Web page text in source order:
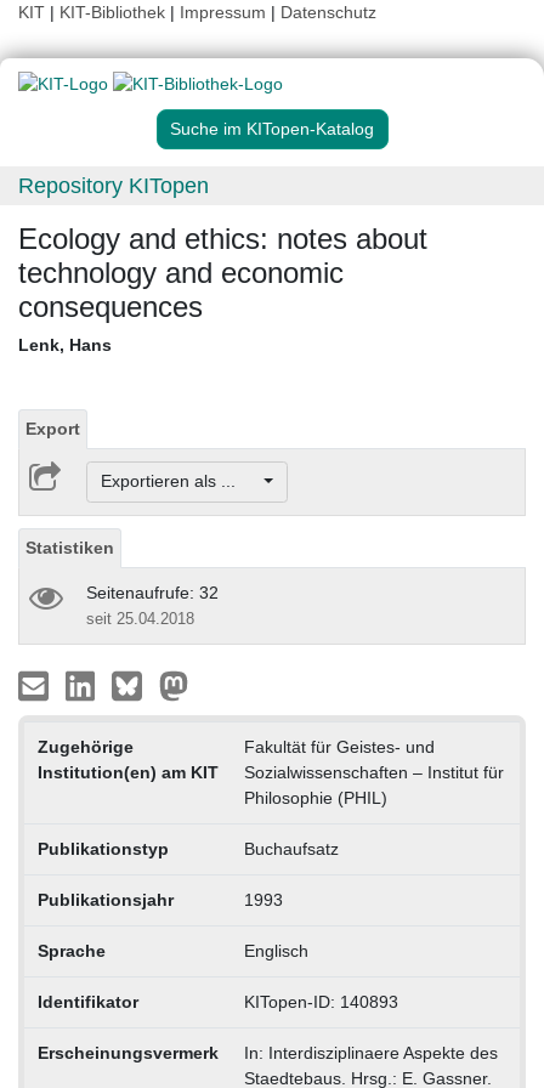
KIT | KIT-Bibliothek | Impressum | Datenschutz
Suche im KITopen-Katalog
Repository KITopen
Ecology and ethics: notes about
technology and economic
consequences
Lenk, Hans
Export
Exportieren als ...
Statistiken
Seitenaufrufe: 32
seit 25.04.2018
Zugehörige
Institution(en) am KIT
Fakultät für Geistes- und
Sozialwissenschaften – Institut für
Philosophie (PHIL)
Publikationstyp Buchaufsatz
Publikationsjahr 1993
Sprache Englisch
Identifikator KITopen-ID: 140893
Erscheinungsvermerk
In: Interdisziplinaere Aspekte des
Staedtebaus. Hrsg.: E. Gassner.